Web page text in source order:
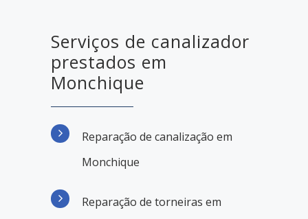
Serviços de canalizador
prestados em
Monchique
Reparação de canalização em
Monchique
Reparação de torneiras em